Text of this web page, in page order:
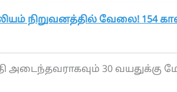
நிறுவனத்தில் வேலை! 154
அடைந்தவராகவும் 30 வயதுக்கு